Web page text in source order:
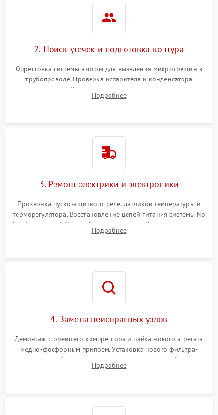
2. Поиск утечек и подготовка контура
Опрессовка системы азотом для выявления микротрещин в
трубопроводе. Проверка испарителя и конденсатора
течеискателем. Демонтаж старого фильтра-осушителя и
продувка капиллярной трубки для устранения засоров.
Подробнее
3. Ремонт электрики и электроники
Прозвонка пускозащитного реле, датчиков температуры и
терморегулятора. Восстановление цепей питания системы No
Frost, включая ТЭН оттайки и вентилятор. Ремонт или замена
платы управления при сбоях алгоритмов.
Подробнее
4. Замена неисправных узлов
Демонтаж сгоревшего компрессора и пайка нового агрегата
медно-фосфорным припоем. Установка нового фильтра-
осушителя. Замена изношенных вентиляторов обдува,
сломанных заслонок или поврежденных дверных петель.
Подробнее